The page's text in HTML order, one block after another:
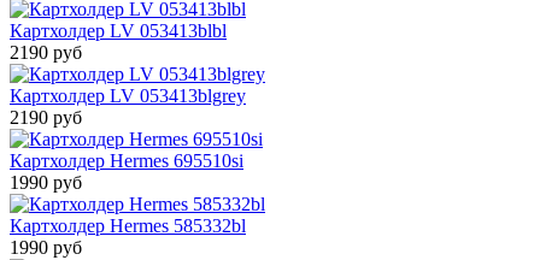
Картхолдер LV 053413blbl
2190 руб
Картхолдер LV 053413blgrey
2190 руб
Картхолдер Hermes 695510si
1990 руб
Картхолдер Hermes 585332bl
1990 руб